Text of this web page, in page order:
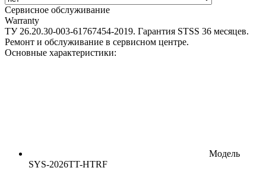
Сервисное обслуживание
Warranty
ТУ 26.20.30-003-61767454-2019. Гарантия STSS 36 месяцев.
Ремонт и обслуживание в сервисном центре.
Основные характеристики:
Модель
SYS-2026TT-HTRF